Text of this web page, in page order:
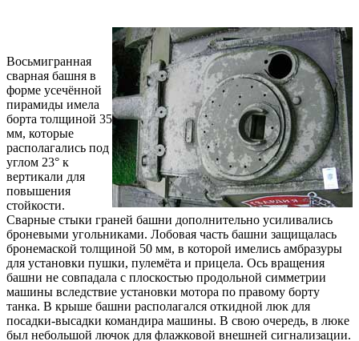
Восьмигранная
сварная башня в
форме усечённой
пирамиды имела
борта толщиной 35
мм, которые
располагались под
углом 23° к
вертикали для
повышения
стойкости.
Сварные стыки граней башни дополнительно усиливались
броневыми угольниками. Лобовая часть башни защищалась
бронемаской толщиной 50 мм, в которой имелись амбразуры
для установки пушки, пулемёта и прицела. Ось вращения
башни не совпадала с плоскостью продольной симметрии
машины вследствие установки мотора по правому борту
танка. В крыше башни располагался откидной люк для
посадки-высадки командира машины. В свою очередь, в люке
был небольшой лючок для флажковой внешней сигнализации.